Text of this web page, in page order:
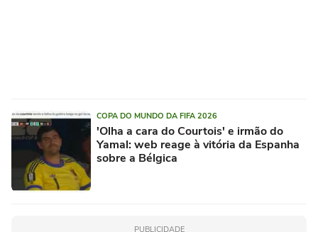
COPA DO MUNDO DA FIFA 2026
'Olha a cara do Courtois' e irmão do
Yamal: web reage à vitória da Espanha
sobre a Bélgica
PUBLICIDADE